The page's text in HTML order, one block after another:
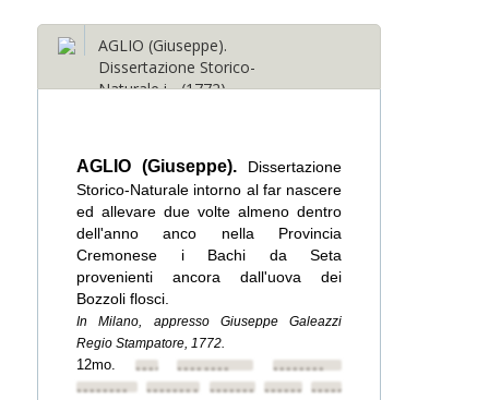
AGLIO (Giuseppe).
Dissertazione Storico-
Naturale i... (1772)
AGLIO (Giuseppe). Dissertazione
Storico-Naturale intorno al far nascere
ed allevare due volte almeno dentro
dell'anno anco nella Provincia
Cremonese i Bachi da Seta
provenienti ancora dall'uova dei
Bozzoli flosci.
In Milano, appresso Giuseppe Galeazzi
Regio Stampatore, 1772.
12mo. ••••••••••••••••
••••••••
••••••••
•••••••• •••••••• ••••••••••••••••